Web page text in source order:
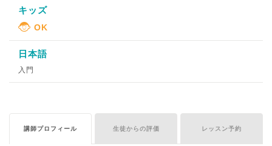
キッズ
日本語
入門
講師プロフィール 生徒からの評価 レッスン予約